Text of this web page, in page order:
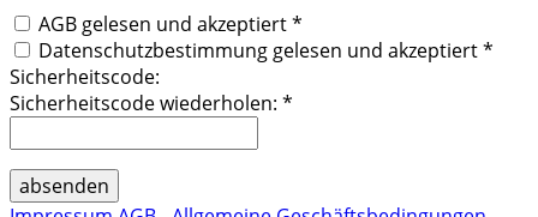
AGB gelesen und akzeptiert *
Datenschutzbestimmung gelesen und akzeptiert *
Sicherheitscode:
Sicherheitscode wiederholen: *